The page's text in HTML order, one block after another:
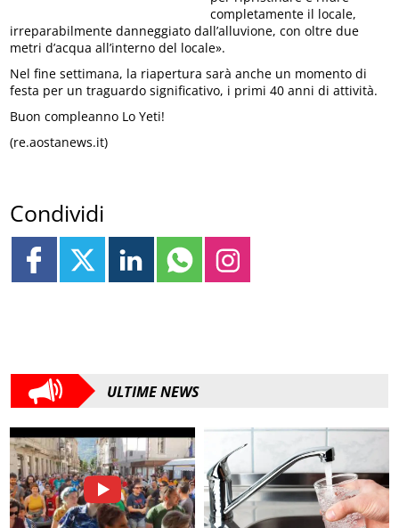
completamente il locale,
irreparabilmente danneggiato dall’alluvione, con oltre due
metri d’acqua all’interno del locale».
Nel fine settimana, la riapertura sarà anche un momento di
festa per un traguardo significativo, i primi 40 anni di attività.
Buon compleanno Lo Yeti!
(re.aostanews.it)
Condividi
ULTIME NEWS